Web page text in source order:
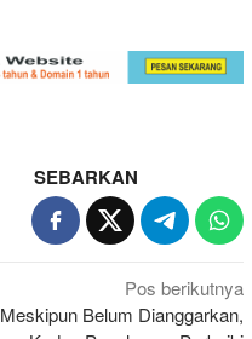
SEBARKAN
Pos berikutnya
Meskipun Belum Dianggarkan,